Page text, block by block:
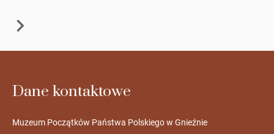
Dane kontaktowe
Muzeum Początków Państwa Polskiego w Gnieźnie